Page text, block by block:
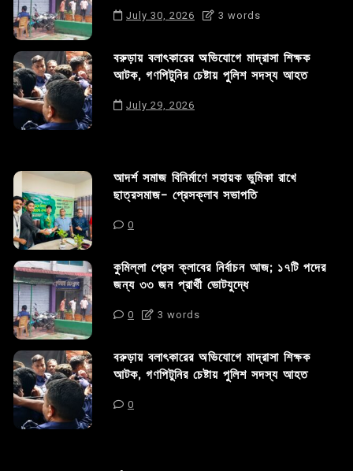
July 30, 2026 3 words
বরুড়ায় বলাৎকারের অভিযোগে মাদ্রাসা শিক্ষক
আটক, গণপিটুনির চেষ্টায় পুলিশ সদস্য আহত
July 29, 2026
আদর্শ সমাজ বিনির্মাণে সহায়ক ভুমিকা রাখে
ছাত্রসমাজ- প্রেসক্লাব সভাপতি
0
কুমিল্লা প্রেস ক্লাবের নির্বাচন আজ; ১৭টি পদের
জন্য ৩৩ জন প্রার্থী ভোটযুদ্ধে
0 3 words
বরুড়ায় বলাৎকারের অভিযোগে মাদ্রাসা শিক্ষক
আটক, গণপিটুনির চেষ্টায় পুলিশ সদস্য আহত
0